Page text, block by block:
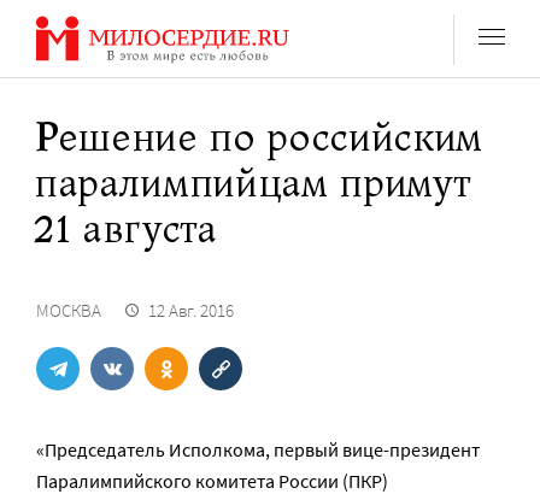
Перейти
содержанию
Решение по российским
паралимпийцам примут
21 августа
МОСКВА 12 Авг. 2016
«Председатель Исполкома, первый вице-президент
Паралимпийского комитета России (ПКР)